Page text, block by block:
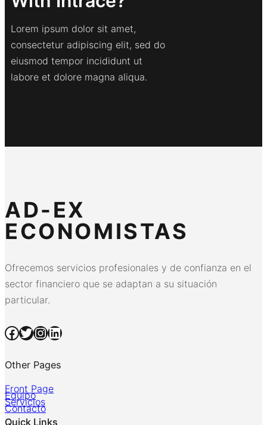
Lorem ipsum dolor sit amet,
consectetur adipiscing elit, sed do
eiusmod tempor incididunt ut
labore et dolore magna aliqua.
AD-EX
ECONOMISTAS
Ofrecemos servicios profesionales y de confianza en el
sector financiero que se adaptan a su situación
particular.
Facebook Twitter InstagramLinkedIn
Other Pages
Front Page
Equipo
Servicios
Contacto
Quick Links